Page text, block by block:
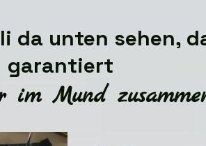
da unten sehen,
garantiert
im Mund